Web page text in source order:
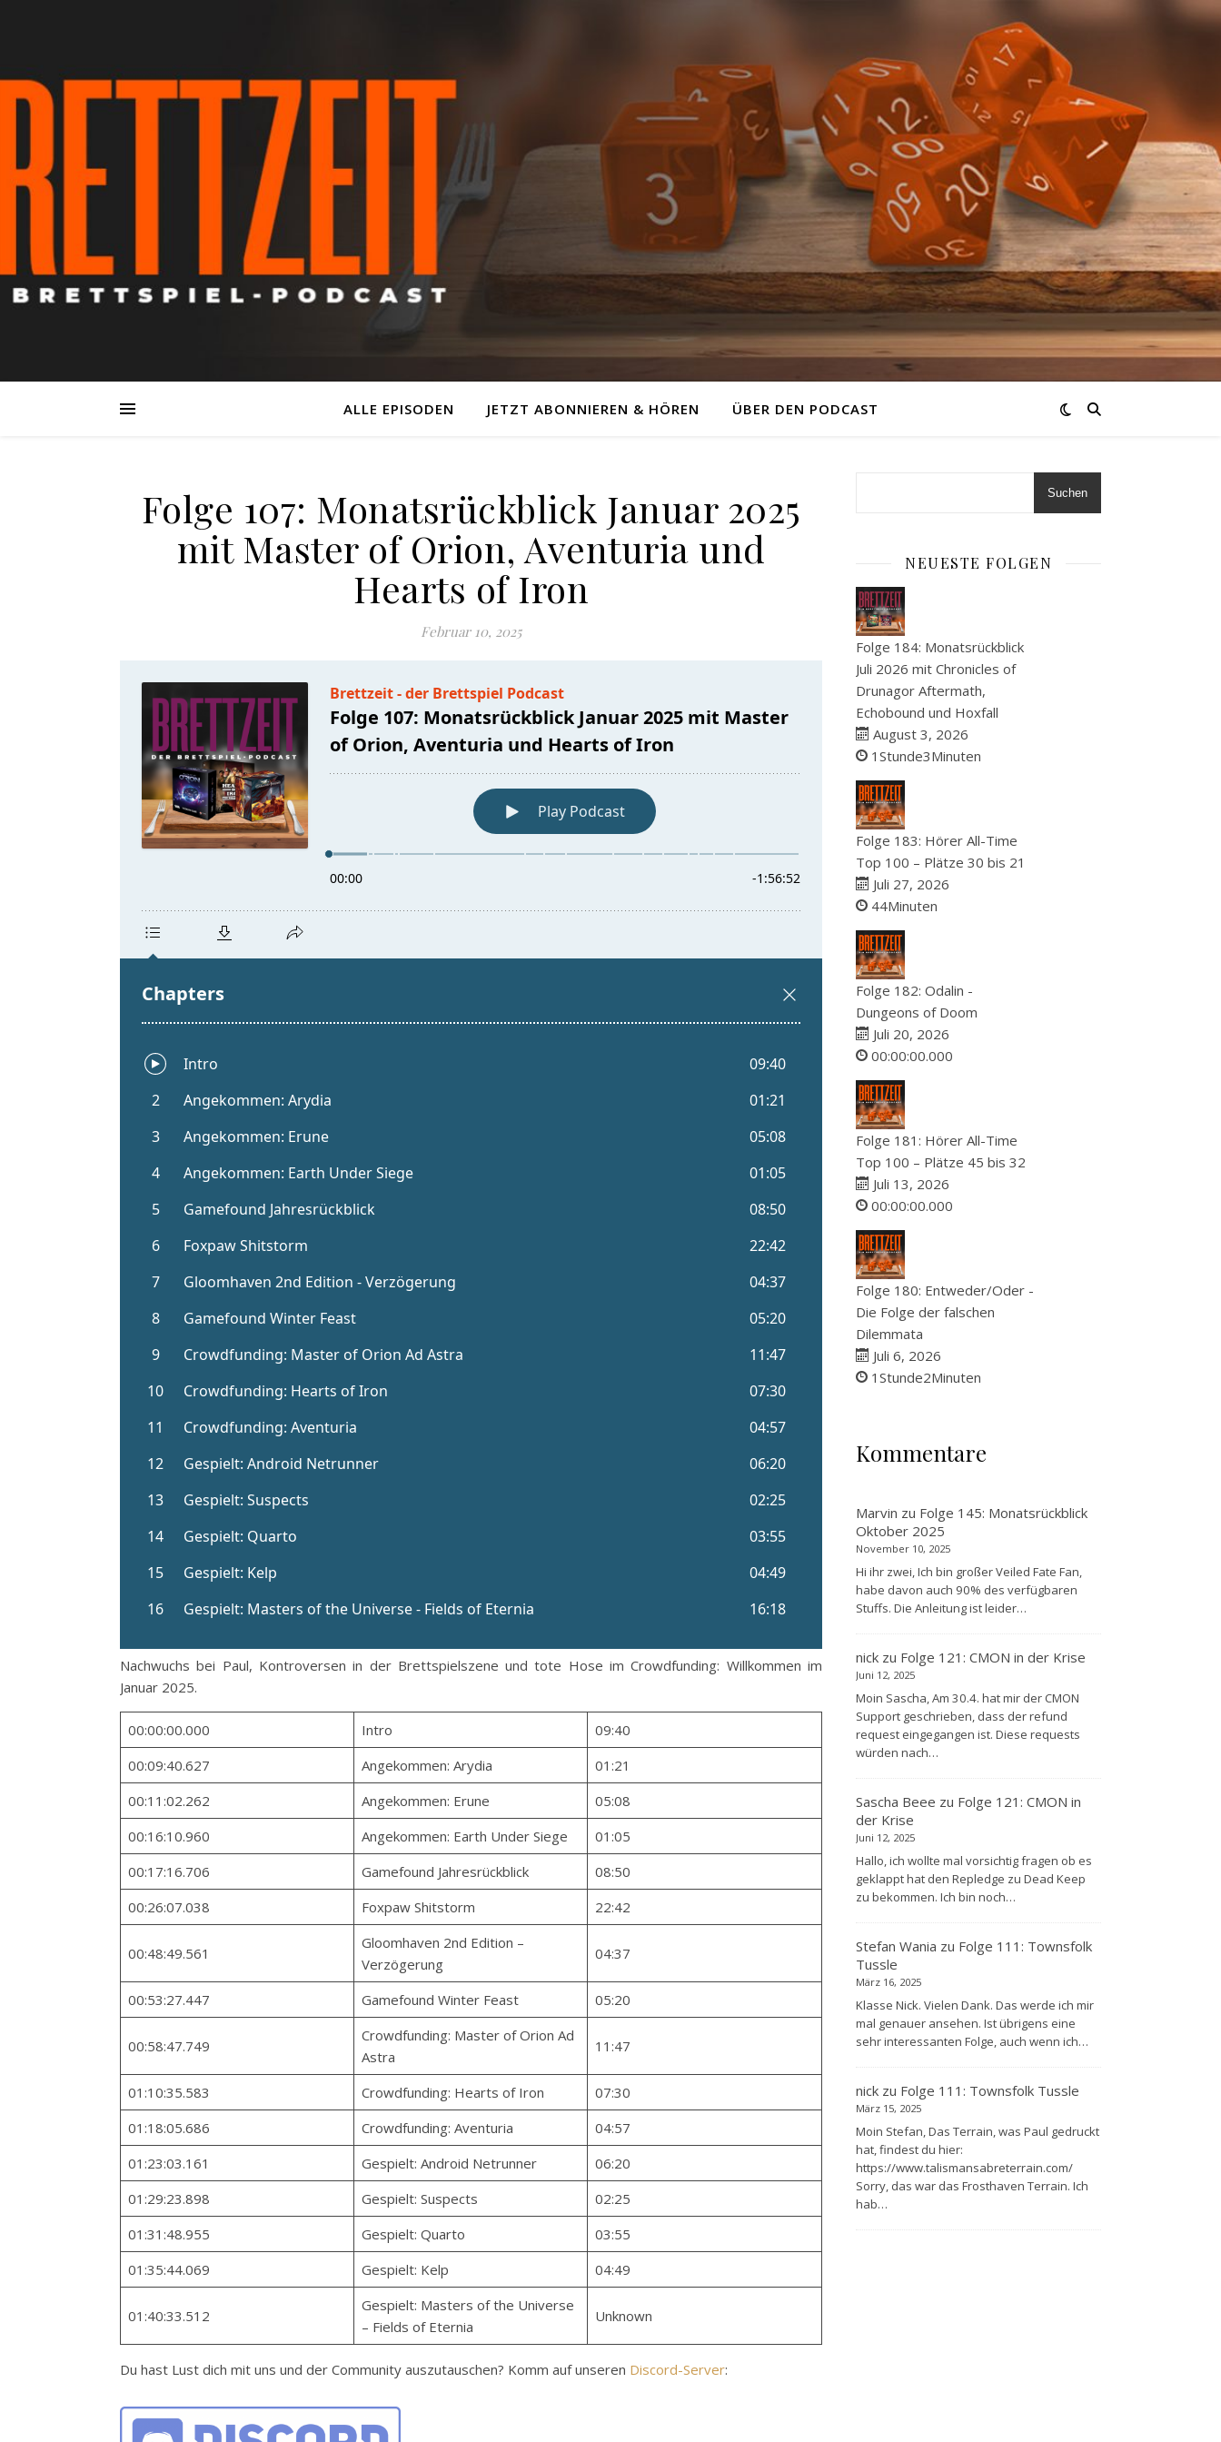
ALLE EPISODEN JETZT ABONNIEREN & HÖREN ÜBER DEN PODCAST
Folge 107: Monatsrückblick Januar 2025
mit Master of Orion, Aventuria und
Hearts of Iron
Februar 10, 2025
Nachwuchs bei Paul, Kontroversen in der Brettspielszene und tote Hose im Crowdfunding: Willkommen im
Januar 2025.
00:00:00.000 Intro
09:40
00:09:40.627
Angekommen: Arydia
01:21
00:11:02.262
Angekommen: Erune
05:08
00:16:10.960
Angekommen: Earth Under Siege
01:05
00:17:16.706
Gamefound Jahresrückblick
08:50
00:26:07.038
Foxpaw Shitstorm 22:42
00:48:49.561
Gloomhaven 2nd Edition –
Verzögerung
04:37
00:53:27.447 Gamefound Winter Feast 05:20
00:58:47.749
Crowdfunding: Master of Orion Ad
Astra
11:47
01:10:35.583 Crowdfunding: Hearts of Iron
07:30
01:18:05.686
Crowdfunding: Aventuria
04:57
01:23:03.161
Gespielt: Android Netrunner
06:20
01:29:23.898
Gespielt: Suspects
02:25
01:31:48.955
Gespielt: Quarto
03:55
01:35:44.069
Gespielt: Kelp 04:49
01:40:33.512
Gespielt: Masters of the Universe
– Fields of Eternia
Unknown
Du hast Lust dich mit uns und der Community auszutauschen? Komm auf unseren Discord-Server:
Suchen
NEUESTE FOLGEN
Folge 184: Monatsrückblick
Juli 2026 mit Chronicles of
Drunagor Aftermath,
Echobound und Hoxfall
August 3, 2026
1Stunde3Minuten
Folge 183: Hörer All-Time
Top 100 – Plätze 30 bis 21
Juli 27, 2026
44Minuten
Folge 182: Odalin -
Dungeons of Doom
Juli 20, 2026
00:00:00.000
Folge 181: Hörer All-Time
Top 100 – Plätze 45 bis 32
Juli 13, 2026
00:00:00.000
Folge 180: Entweder/Oder -
Die Folge der falschen
Dilemmata
Juli 6, 2026
1Stunde2Minuten
Kommentare
Marvin zu Folge 145: Monatsrückblick
Oktober 2025
November 10, 2025
Hi ihr zwei, Ich bin großer Veiled Fate Fan,
habe davon auch 90% des verfügbaren
Stuffs. Die Anleitung ist leider…
nick zu Folge 121: CMON in der Krise
Juni 12, 2025
Moin Sascha, Am 30.4. hat mir der CMON
Support geschrieben, dass der refund
request eingegangen ist. Diese requests
würden nach…
Sascha Beee zu Folge 121: CMON in
der Krise
Juni 12, 2025
Hallo, ich wollte mal vorsichtig fragen ob es
geklappt hat den Repledge zu Dead Keep
zu bekommen. Ich bin noch…
Stefan Wania zu Folge 111: Townsfolk
Tussle
März 16, 2025
Klasse Nick. Vielen Dank. Das werde ich mir
mal genauer ansehen. Ist übrigens eine
sehr interessanten Folge, auch wenn ich…
nick zu Folge 111: Townsfolk Tussle
März 15, 2025
Moin Stefan, Das Terrain, was Paul gedruckt
hat, findest du hier:
https://www.talismansabreterrain.com/
Sorry, das war das Frosthaven Terrain. Ich
hab…